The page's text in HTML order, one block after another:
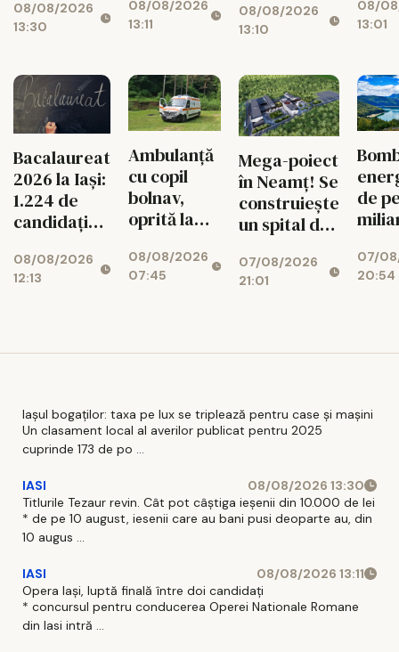
și mașini
08/08/2026
13:30
10.000 de
lei
08/08/2026
13:11
08/08/2026
13:10
08/
13:01
Bacalaureat
2026 la Iași:
1.224 de
candidați
examen
08/08/2026
12:13
Ambulanță
cu copil
bolnav,
oprită la
face
verificări
08/08/2026
07:45
Mega-poiect
în Neamț! Se
construiește
un spital de
miliarde de
lei, cu 469
07/08/2026
21:01
de
07/
20:54
Iașul bogaților: taxa pe lux se triplează pentru case și mașini
Un clasament local al averilor publicat pentru 2025
cuprinde 173 de po ...
IASI
08/08/2026 13:30
Titlurile Tezaur revin. Cât pot câștiga ieșenii din 10.000 de lei
* de pe 10 august, iesenii care au bani pusi deoparte au, din
10 augus ...
IASI
08/08/2026 13:11
Opera Iași, luptă finală între doi candidați
* concursul pentru conducerea Operei Nationale Romane
din Iasi intră ...